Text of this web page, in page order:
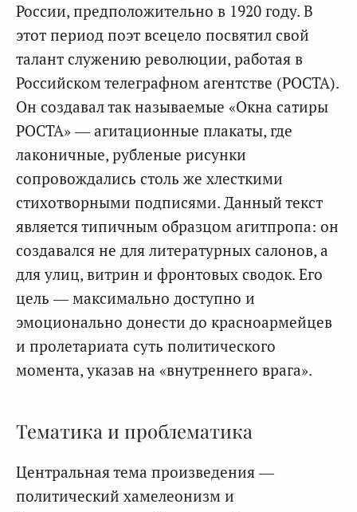
России, предположительно в 1920 году. В
этот период поэт всецело посвятил свой
талант служению революции, работая в
Российском телеграфном агентстве (РОСТА).
Он создавал так называемые «Окна сатиры
РОСТА» — агитационные плакаты, где
лаконичные, рубленые рисунки
сопровождались столь же хлесткими
стихотворными подписями. Данный текст
является типичным образцом агитпропа: он
создавался не для литературных салонов, а
для улиц, витрин и фронтовых сводок. Его
цель — максимально доступно и
эмоционально донести до красноармейцев
и пролетариата суть политического
момента, указав на «внутреннего врага».
Тематика и проблематика
Центральная тема произведения —
политический хамелеонизм и